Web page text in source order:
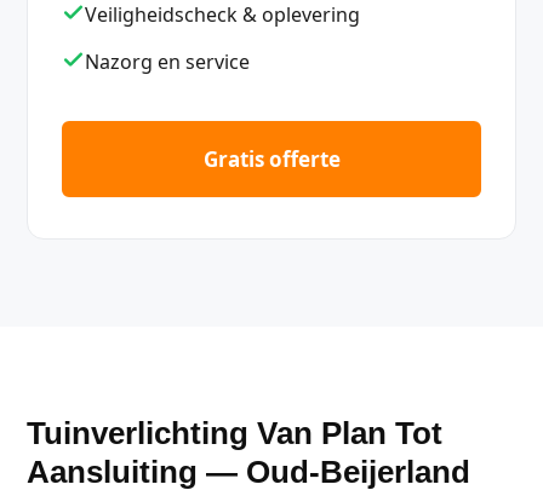
Veiligheidscheck & oplevering
Nazorg en service
Gratis offerte
Tuinverlichting Van Plan Tot
Aansluiting — Oud-Beijerland